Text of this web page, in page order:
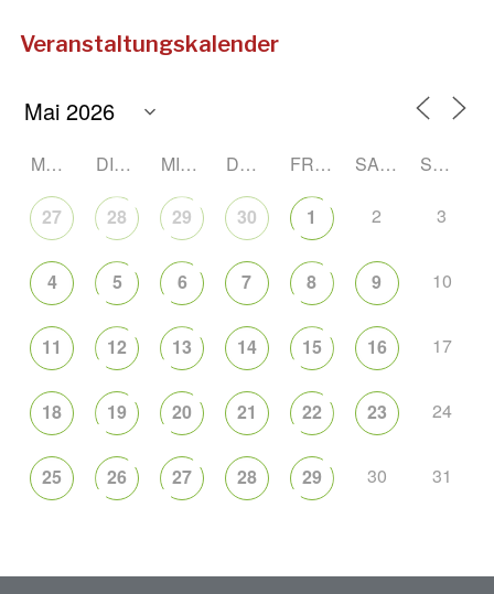
Veranstaltungskalender
MONTAG DIENSTAG MITTWOCH DONNERSTAG FREITAG SAMSTAG SONNTAG
27 28 29 30 1 2 3
4 5 6 7 8 9 10
11 12 13 14 15 16 17
18 19 20 21 22 23 24
25 26 27 28 29 30 31